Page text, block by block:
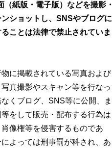
（紙版・電子版）などを撮影・
ンショットし、SNSやブログに
ことは法律で禁止されていま
に掲載されている写真および
真撮影やスキャン等を行なっ
くブログ、SNS等に公開、ま
をして販売・配布する行為は
像権等を侵害するものであ
によっては刑事罰が科され、あ